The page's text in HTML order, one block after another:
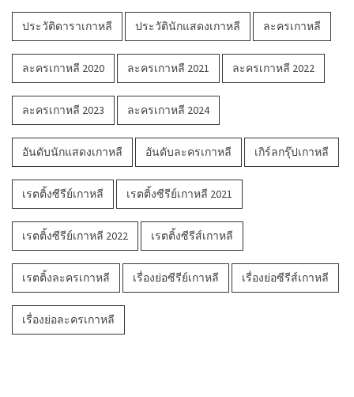
ประวัติดาราเกาหลี ประวัตินักแสดงเกาหลี ละครเกาหลี
ละครเกาหลี 2020 ละครเกาหลี 2021 ละครเกาหลี 2022
ละครเกาหลี 2023 ละครเกาหลี 2024
อันดับนักแสดงเกาหลี อันดับละครเกาหลี เกิร์ลกรุ๊ปเกาหลี
เรตติ้งซีรีย์เกาหลี เรตติ้งซีรีย์เกาหลี 2021
เรตติ้งซีรีย์เกาหลี 2022 เรตติ้งซีรีส์เกาหลี
เรตติ้งละครเกาหลี เรื่องย่อซีรีย์เกาหลี เรื่องย่อซีรีส์เกาหลี
เรื่องย่อละครเกาหลี